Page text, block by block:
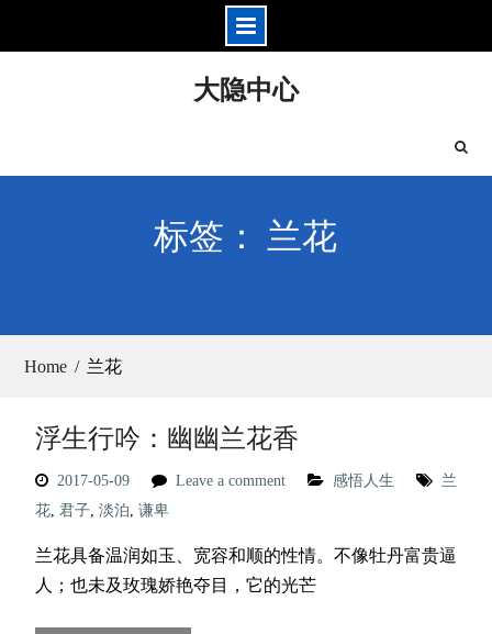
大隐中心
标签： 兰花
Home 兰花
浮生行吟：幽幽兰花香
2017-05-09 Leave a comment 感悟人生
兰
花, 君子, 淡泊, 谦卑
兰花具备温润如玉、宽容和顺的性情。不像牡丹富贵逼
人；也未及玫瑰娇艳夺目，它的光芒